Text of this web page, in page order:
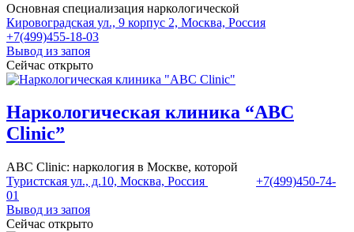
Основная специализация наркологической
Кировоградская ул., 9 корпус 2, Москва, Россия
+7(499)455-18-03
Вывод из запоя
Сейчас открыто
Наркологическая клиника “ABC
Clinic”
ABC Clinic: наркология в Москве, которой
Туристская ул., д.10, Москва, Россия
+7(499)450-74-
01
Вывод из запоя
Сейчас открыто